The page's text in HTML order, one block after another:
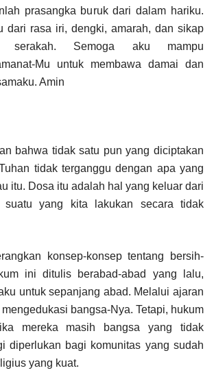
prasangka buruk dari dalam hariku.
dari rasa iri, dengki, amarah, dan sikap
serakah. Semoga aku mampu
Mu untuk membawa damai dan
Amin
bahwa tidak satu pun yang diciptakan
tidak terganggu dengan apa yang
itu. Dosa itu adalah hal yang keluar dari
yang kita lakukan secara tidak
konsep-konsep tentang bersih-
ini ditulis berabad-abad yang lalu,
untuk sepanjang abad. Melalui ajaran
bangsa-Nya. Tetapi, hukum
mereka masih bangsa yang tidak
diperlukan bagi komunitas yang sudah
yang kuat.